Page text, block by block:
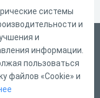
системы
и
и
информации.
пользоваться
файлов «Cookie» и